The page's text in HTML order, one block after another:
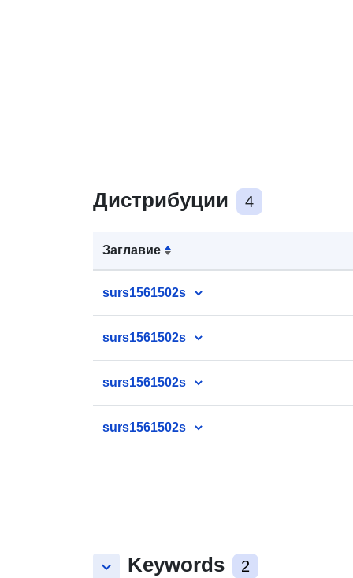
Дистрибуции 4
Заглавие
surs1561502s
surs1561502s
surs1561502s
surs1561502s
keyboard_arrow_down Keywords 2